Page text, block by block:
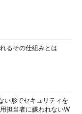
るその仕組みとは
い形でセキュリティを
担当者に嫌われないW